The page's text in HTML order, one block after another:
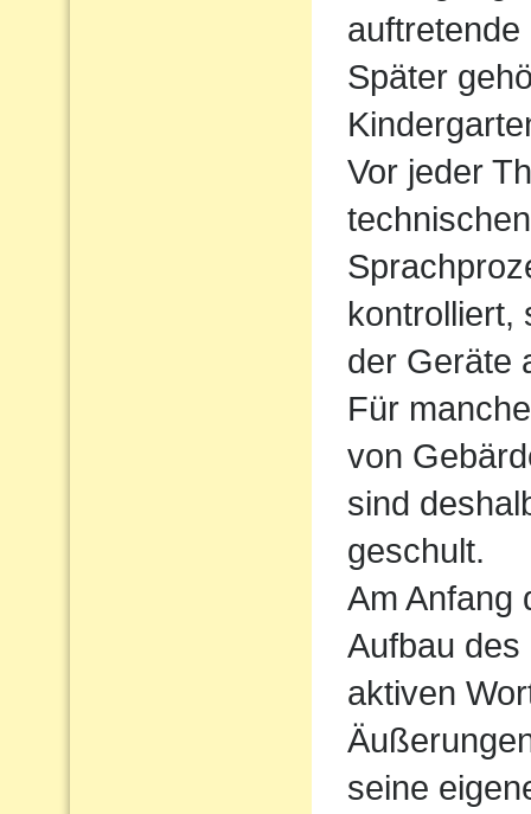
Später
Vor jeder
kontrolliert,
der Geräte
Für
von
sind
geschult.
Am Anfang
Aufbau
aktiven
seine